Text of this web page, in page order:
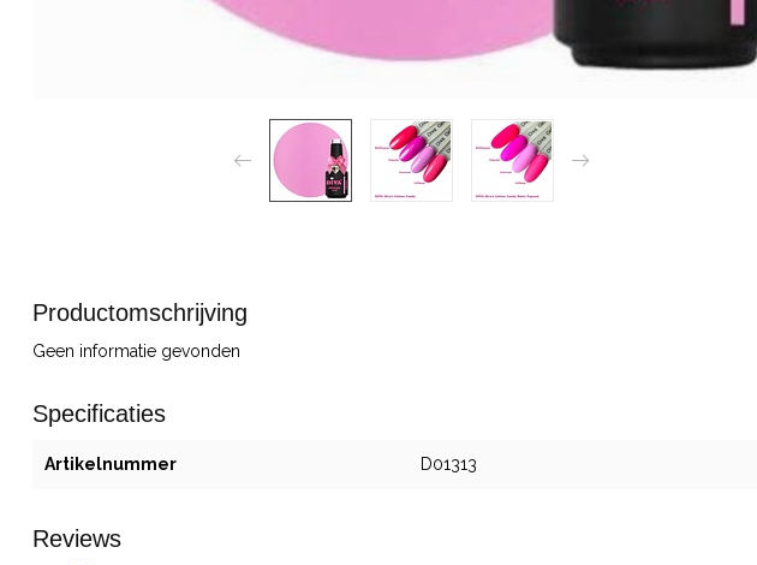
Productomschrijving
Geen informatie gevonden
Specificaties
Artikelnummer D01313
Reviews